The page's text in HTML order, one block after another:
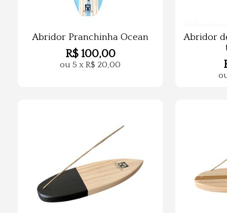
Abridor Pranchinha Ocean
R$ 100,00
ou 5 x R$ 20,00
Abridor